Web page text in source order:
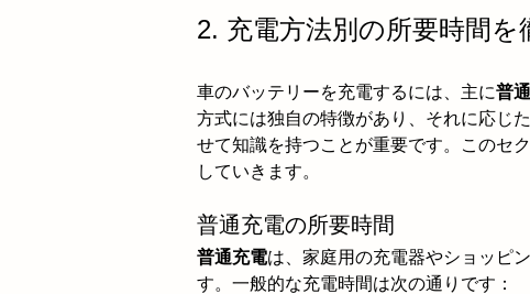
2. 充電方法別の所要時間を
車のバッテリーを充電するには、主に普
方式には独自の特徴があり、それに応じ
せて知識を持つことが重要です。このセ
していきます。
普通充電の所要時間
普通充電は、家庭用の充電器やショッピ
す。一般的な充電時間は次の通りです：